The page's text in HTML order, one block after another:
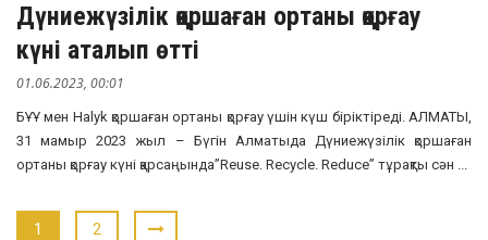
Дүниежүзілік қоршаған ортаны қорғау
күні аталып өтті
01.06.2023, 00:01
БҰҰ мен Halyk қоршаған ортаны қорғау үшін күш біріктіреді. АЛМАТЫ,
31 мамыр 2023 жыл – Бүгін Алматыда Дүниежүзілік қоршаған
ортаны қорғау күні қарсаңында”Reuse. Recycle. Reduce” тұрақты сән ...
1 2